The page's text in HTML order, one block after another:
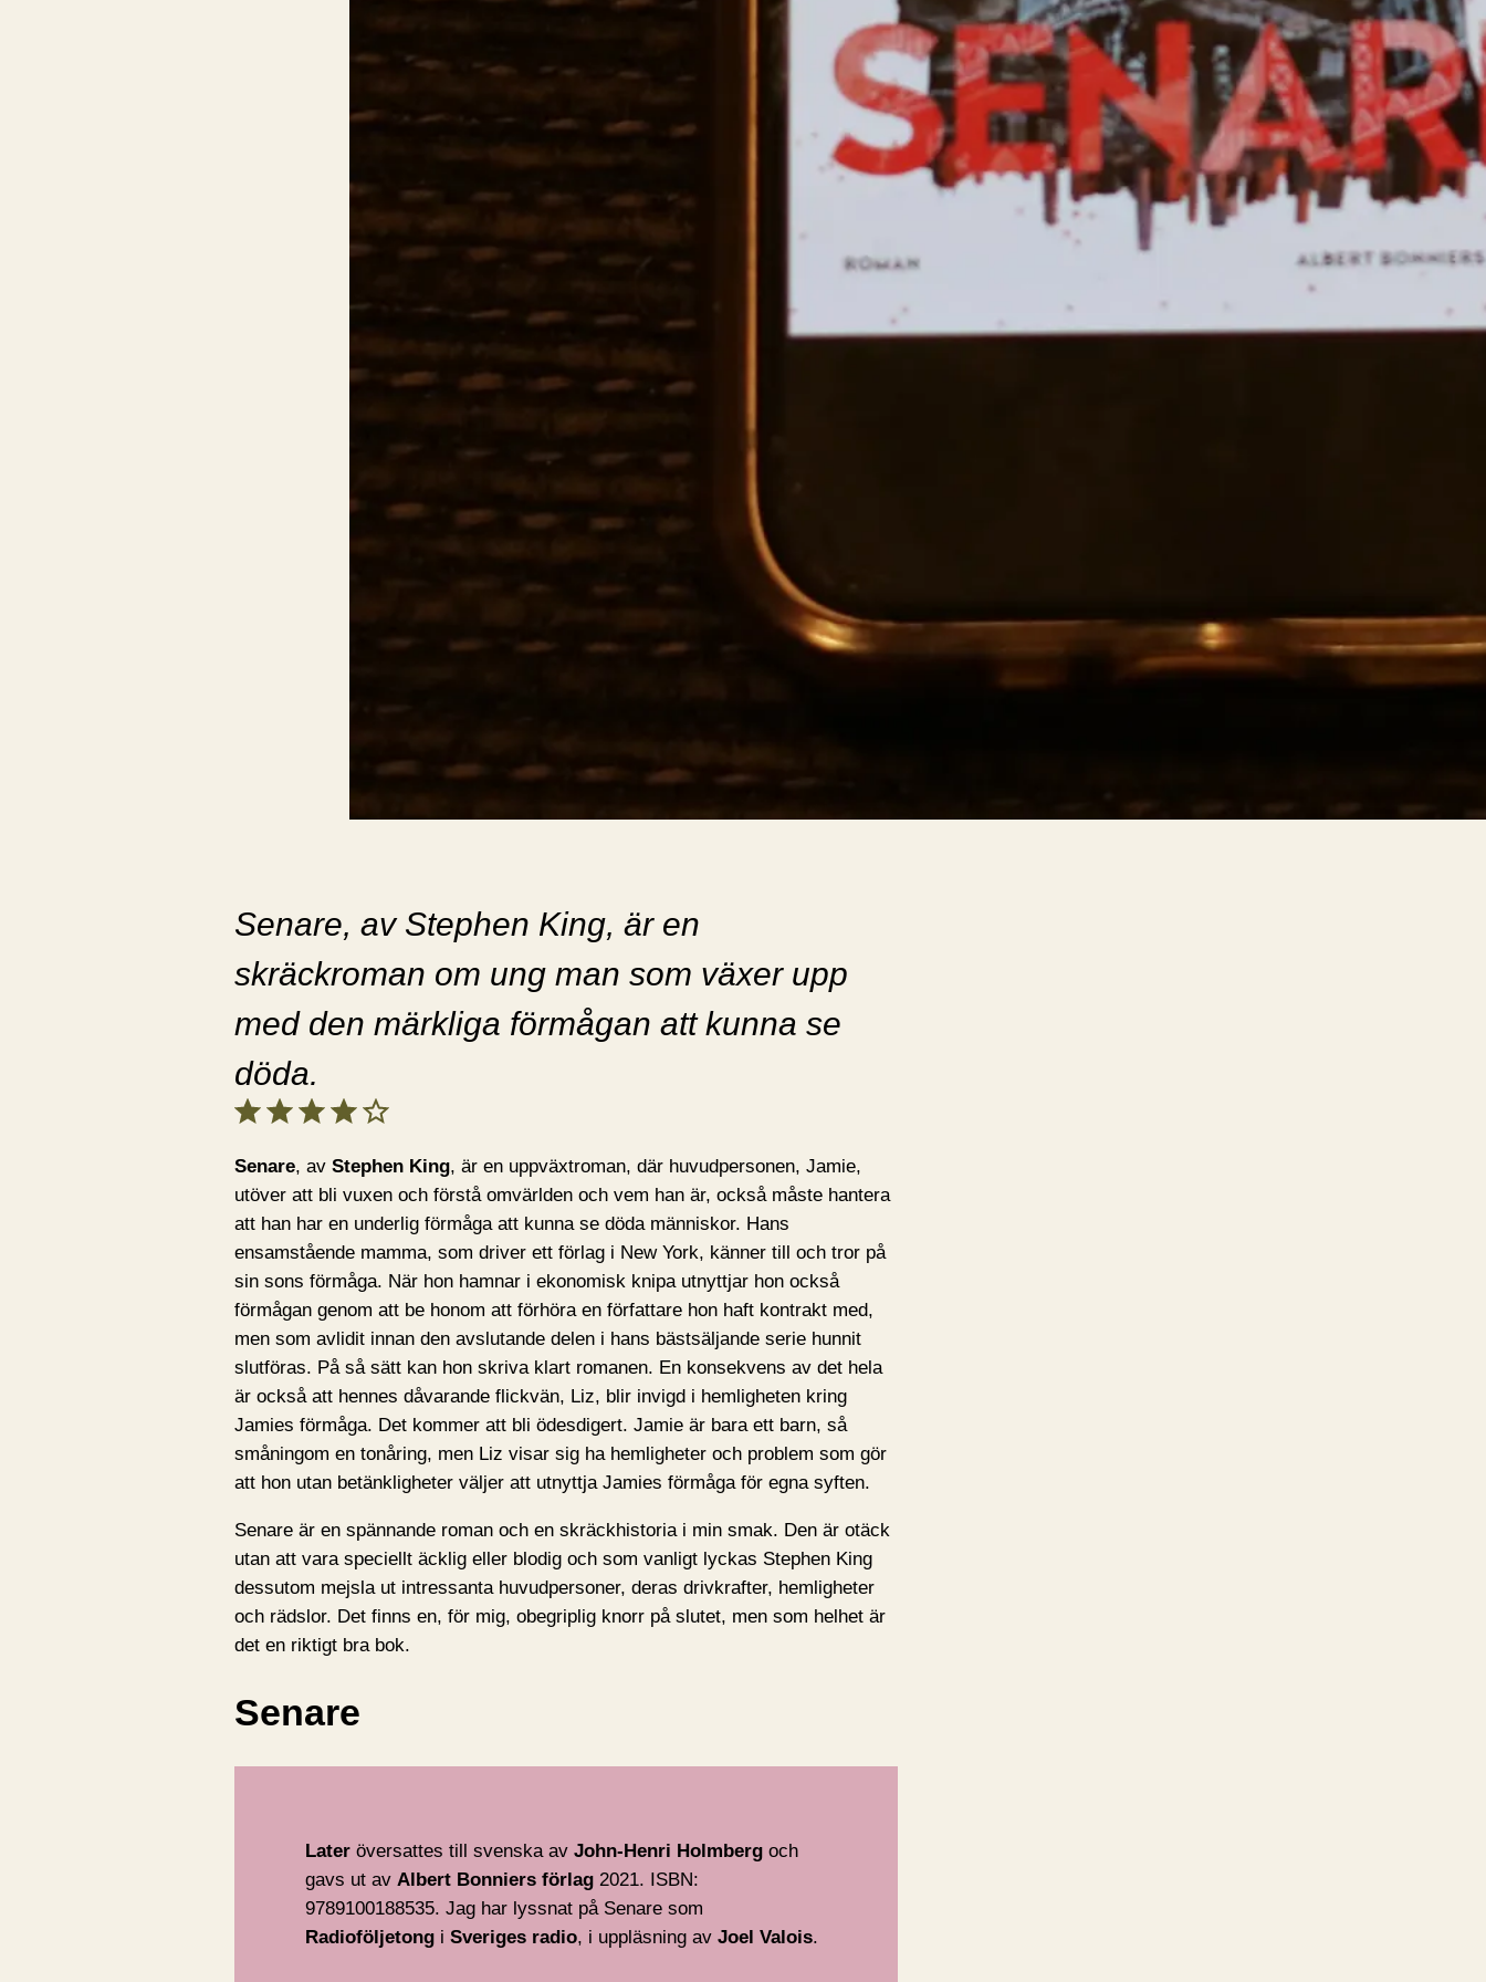
Senare, av Stephen King, är en
skräckroman om ung man som växer upp
med den märkliga förmågan att kunna se
döda.
Senare, av Stephen King, är en uppväxtroman, där huvudpersonen, Jamie,
utöver att bli vuxen och förstå omvärlden och vem han är, också måste hantera
att han har en underlig förmåga att kunna se döda människor. Hans
ensamstående mamma, som driver ett förlag i New York, känner till och tror på
sin sons förmåga. När hon hamnar i ekonomisk knipa utnyttjar hon också
förmågan genom att be honom att förhöra en författare hon haft kontrakt med,
men som avlidit innan den avslutande delen i hans bästsäljande serie hunnit
slutföras. På så sätt kan hon skriva klart romanen. En konsekvens av det hela
är också att hennes dåvarande flickvän, Liz, blir invigd i hemligheten kring
Jamies förmåga. Det kommer att bli ödesdigert. Jamie är bara ett barn, så
småningom en tonåring, men Liz visar sig ha hemligheter och problem som gör
att hon utan betänkligheter väljer att utnyttja Jamies förmåga för egna syften.
Senare är en spännande roman och en skräckhistoria i min smak. Den är otäck
utan att vara speciellt äcklig eller blodig och som vanligt lyckas Stephen King
dessutom mejsla ut intressanta huvudpersoner, deras drivkrafter, hemligheter
och rädslor. Det finns en, för mig, obegriplig knorr på slutet, men som helhet är
det en riktigt bra bok.
Senare
Later översattes till svenska av John-Henri Holmberg och
gavs ut av Albert Bonniers förlag 2021. ISBN:
9789100188535. Jag har lyssnat på Senare som
Radioföljetong i Sveriges radio, i uppläsning av Joel Valois.
Bokblommaom
Rent hus av Alia
Trabucco Zerán